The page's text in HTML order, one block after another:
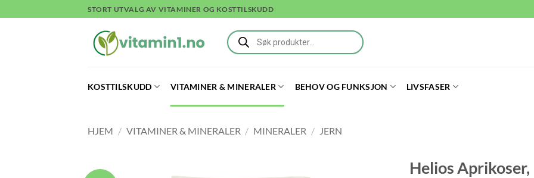
to
STORT UTVALG AV VITAMINER OG KOSTTILSKUDD
Products
search
KOSTTILSKUDD VITAMINER & MINERALER BEHOV OG FUNKSJON LIVSFASER
HJEM / VITAMINER & MINERALER / MINERALER / JERN
Helios Aprikoser,